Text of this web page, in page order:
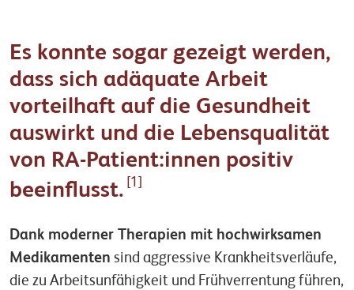
Es konnte sogar gezeigt werden,
dass sich adäquate Arbeit
vorteilhaft auf die Gesundheit
auswirkt und die Lebensqualität
von RA-Patient:innen positiv
beeinflusst. [1]
Dank moderner Therapien mit hochwirksamen
Medikamenten sind aggressive Krankheitsverläufe,
die zu Arbeitsunfähigkeit und Frühverrentung führen,